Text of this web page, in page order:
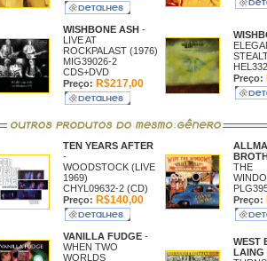
WISHBONE ASH -
LIVE AT
ROCKPALAST (1976)
MIG39026-2
CDS+DVD
Preço: R$217,00
Preço:
TEN YEARS AFTER
-
WOODSTOCK (LIVE
1969)
CHYL09632-2 (CD)
Preço: R$140,00
THE
Preço:
VANILLA FUDGE -
WHEN TWO
WORLDS
WEST
LAING